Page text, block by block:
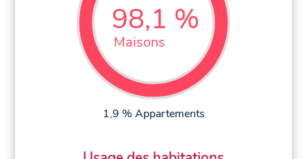
98,1 %
Maisons
1,9 % Appartements